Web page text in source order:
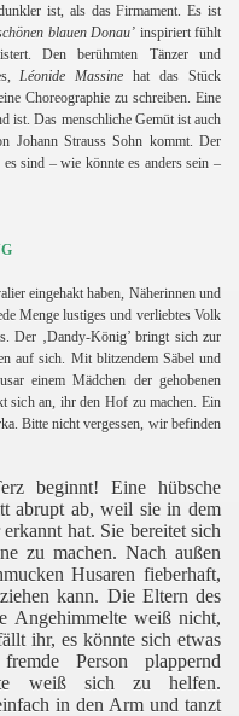
ist, als das Firmament. Es ist
blauen Donau’ inspiriert fühlt
Den berühmten Tänzer und
Léonide Massine hat das Stück
Choreographie zu schreiben. Eine
ist. Das menschliche Gemüt ist auch
Johann Strauss Sohn kommt. Der
sind – wie könnte es anders sein –
eingehakt haben, Näherinnen und
Menge lustiges und verliebtes Volk
Der ‚Dandy-König’ bringt sich zur
auf sich. Mit blitzendem Säbel und
einem Mädchen der gehobenen
sich an, ihr den Hof zu machen. Ein
Bitte nicht vergessen, wir befinden
beginnt! Eine hübsche
abrupt ab, weil sie in dem
hat. Sie bereitet sich
zu machen. Nach außen
Husaren fieberhaft,
kann. Die Eltern des
Angehimmelte weiß nicht,
ihr, es könnte sich etwas
Person plappernd
weiß sich zu helfen.
in den Arm und tanzt